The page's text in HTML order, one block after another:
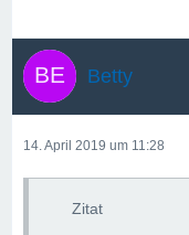
Betty
14. April 2019 um 11:28
Zitat